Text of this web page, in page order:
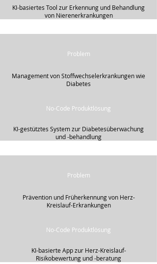
KI-basiertes Tool zur Erkennung und Behandlung
von Nierenerkrankungen
Problem
​Management von Stoffwechselerkrankungen wie
Diabetes
No-Code Produktlösung
KI-gestütztes System zur Diabetesüberwachung
und -behandlung
Problem
Prävention und Früherkennung von Herz-
Kreislauf-Erkrankungen
No-Code Produktlösung
KI-basierte App zur Herz-Kreislauf-
Risikobewertung und -beratung